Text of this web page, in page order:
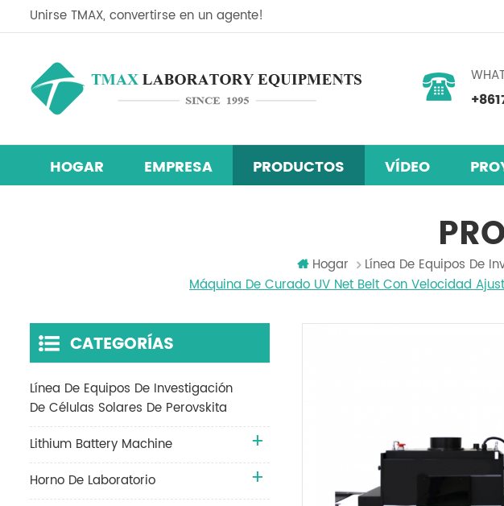
Unirse TMAX, convertirse en un agente!
HOGAR EMPRESA PRODUCTOS VÍDEO
Hogar
Línea De Equipos De
Máquina De Curado UV Net Belt Con Velocidad
CATEGORÍAS
Línea De Equipos De Investigación
De Células Solares De Perovskita
Lithium Battery Machine
Horno De Laboratorio